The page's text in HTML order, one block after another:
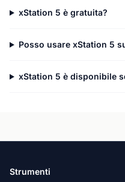
xStation 5 è gratuita?
Posso usare xStation 5
xStation 5 è disponibile
Strumenti